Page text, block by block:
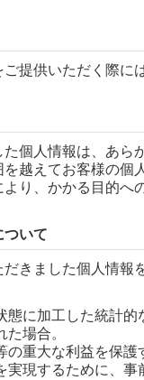
提供いただく際に
個人情報は、あ
越えてお客様の
り、かかる目的へ
いて
きました個人情報
に加工した統計的
場合。
重大な利益を保護
現するために、